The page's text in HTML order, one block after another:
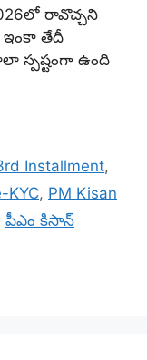
రావొచ్చని
ఇంకా తేదీ
స్పష్టంగా ఉంది
Installment,
KYC, PM Kisan
పీఎం కిసాన్